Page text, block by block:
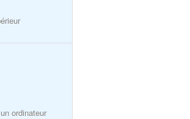
ordinateur